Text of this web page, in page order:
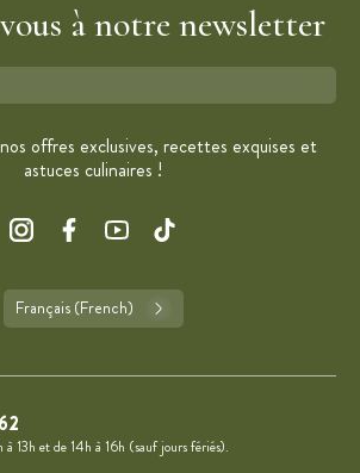
à notre newsletter
offres exclusives, recettes exquises et
astuces culinaires !
Français (French)
13h et de 14h à 16h (sauf jours fériés).